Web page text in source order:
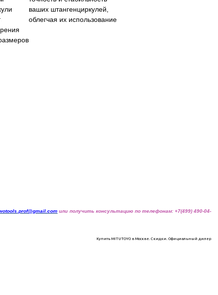
ваших штангенциркулей,
облегчая их использование
или получить консультацию по телефонам: +7(499) 490-04-
Купить MITUTOYO в Москве. Скидки. Официальный дилер